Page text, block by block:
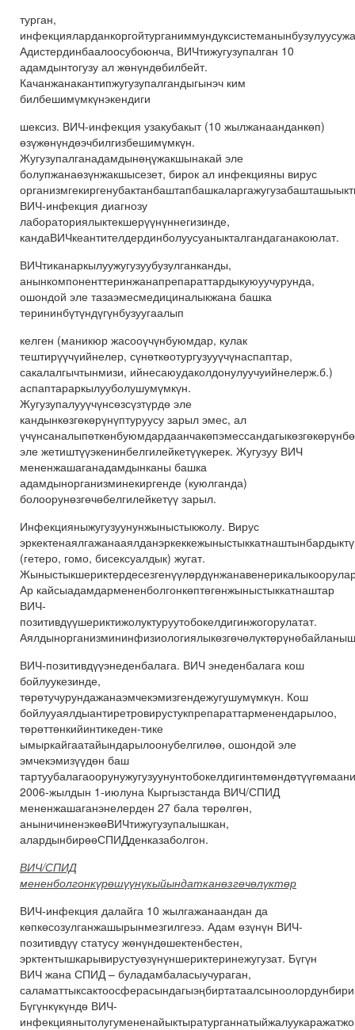
турган,
Адистердинбаалоосубоюнча, ВИЧтижугузупалган 10
адамдынтогузу ал жөнүндөбилбейт.
Качанжанакантипжугузупалгандыгынэч ким
билбешимүмкүнэкендиги
шексиз. ВИЧ-инфекция узакубакыт (10 жылжанаанданкөп)
өзүжөнүндөэчбилгизбешимүмкүн.
Жугузупалганадамдынөңүжакшынакай эле
болупжанаөзүнжакшысезет, бирок ал инфекцияны вирус
ВИЧ-инфекция диагнозу
лабораториялыктекшерүүнүннегизинде,
кандаВИЧкеантителдердинболуусуаныкталгандаганакоюлат.
ВИЧтиканаркылуужугузуубузулганканды,
анынкомпоненттеринжанапрепараттардыкуюуучурунда,
ошондой эле тазаэмесмедициналыкжана башка
терининбүтүндүгүнбузуугаалып
келген (маникюр жасооүчүнбуюмдар, кулак
тештирүүчүийнелер, сүнөткөотургузууүчүнаспаптар,
сакалалгычтынмизи, ийнесаюудаколдонулуучуийнелерж.б.)
аспаптараркылууболушумүмкүн.
Жугузупалууүчүнсөзсүзтүрдө эле
кандынкөзгөкөрүнүптуруусу зарыл эмес, ал
эле жетиштүүэкенинбелгилейкетүүкерек. Жугузуу ВИЧ
мененжашаганадамдынканы башка
адамдынорганизминекиргенде (куюлганда)
болоорунөзгөчөбелгилейкетүү зарыл.
Инфекцияныжугузуунунжыныстыкжолу. Вирус
(гетеро, гомо, бисексуалдык) жугат.
Ар кайсыадамдармененболгонкөптөгөнжыныстыккатнаштар
ВИЧ-
позитивдүүшериктижолуктуруутобокелдигинжогорулатат.
ВИЧ-позитивдүүэнеденбалага. ВИЧ энеденбалага кош
бойлуукезинде,
төрөтучурундажанаэмчекэмизгендежугушумүмкүн. Кош
бойлууаялдыантиретровирустукпрепараттарменендарылоо,
төрөттөнкийинтикеден-тике
ымыркайгаатайындарылоонубелгилөө, ошондой эле
эмчекэмизүүдөн баш
2006-жылдын 1-июлуна Кыргызстанда ВИЧ/СПИД
мененжашаганэнелерден 27 бала төрөлгөн,
аныничиненэкөөВИЧтижугузупалышкан,
алардынбирөөСПИДденказаболгон.
ВИЧ/СПИД
мененболгонкүрөшүүнүкыйындатканөзгөчөлүктөр
ВИЧ-инфекция далайга 10 жылгажанаандан да
көпкөсозулганжашырынмезгилгеээ. Адам өзүнүн ВИЧ-
позитивдүү статусу жөнүндөшектенбестен,
эрктентышкарывирустуөзүнүншериктеринежугузат. Бүгүн
ВИЧ жана СПИД – буладамбаласыучураган,
Бүгүнкүкүндө ВИЧ-